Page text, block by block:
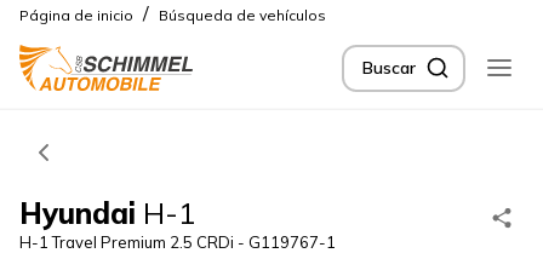
Página de inicio / Búsqueda de vehículos
Buscar
Hyundai H-1
H-1 Travel Premium 2.5 CRDi - G119767-1